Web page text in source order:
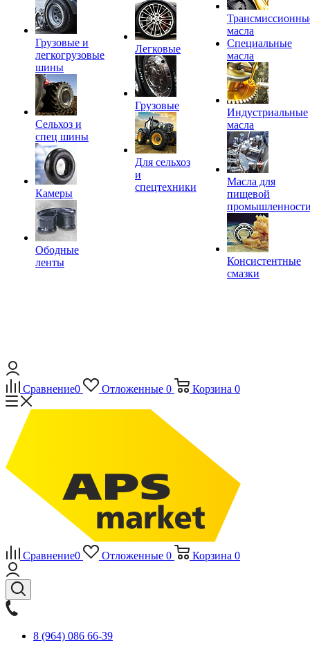
Грузовые и
легкогрузовые
шины
Сельхоз и
спец шины
Камеры
Ободные
ленты
Легковые
Грузовые
Для сельхоз
и
спецтехники
масла
Специальные
масла
Индустриальные
масла
Масла для
пищевой
Консистентные
смазки
Сравнение0 Отложенные 0 Корзина 0
Сравнение0 Отложенные 0 Корзина 0
8 (964) 086 66-39